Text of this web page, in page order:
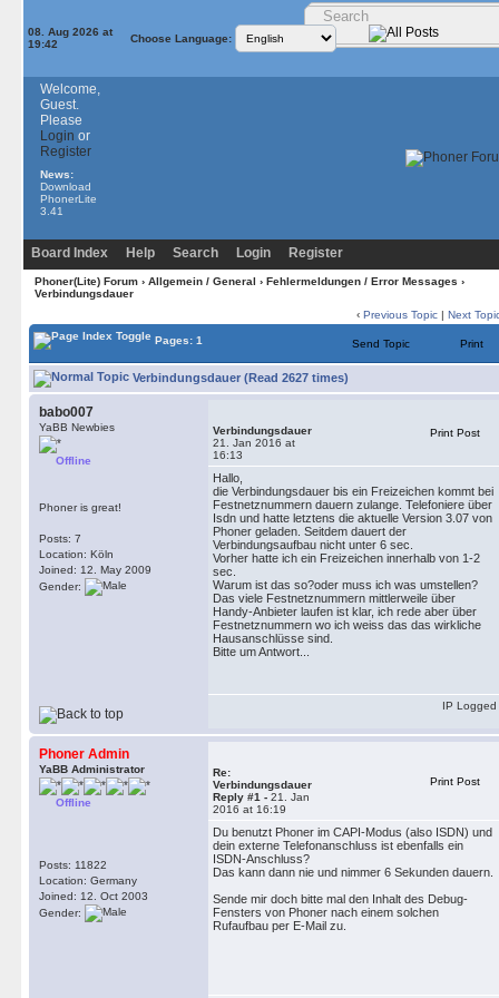
08. Aug 2026 at
19:42
Choose Language:
Welcome,
Guest.
Please
Login or
Register
News:
Download
PhonerLite
3.41
Board Index Help Search Login Register
Phoner(Lite) Forum› Allgemein / General › Fehlermeldungen / Error Messages ›
Verbindungsdauer
‹ Previous Topic | Next
Pages: 1 Send Topic Print
Verbindungsdauer (Read 2627 times)
babo007
YaBB Newbies
Offline
Phoner is great!
Posts: 7
Location: Köln
Joined: 12. May 2009
Gender:
Verbindungsdauer
21. Jan 2016 at
16:13
Print Post
Hallo,
die Verbindungsdauer bis ein Freizeichen kommt bei
Festnetznummern dauern zulange. Telefoniere über
Isdn und hatte letztens die aktuelle Version 3.07 von
Phoner geladen. Seitdem dauert der
Verbindungsaufbau nicht unter 6 sec.
Vorher hatte ich ein Freizeichen innerhalb von 1-2
sec.
Warum ist das so?oder muss ich was umstellen?
Das viele Festnetznummern mittlerweile über
Handy-Anbieter laufen ist klar, ich rede aber über
Festnetznummern wo ich weiss das das wirkliche
Hausanschlüsse sind.
Bitte um Antwort...
IP Logged
Phoner Admin
YaBB Administrator
Offline
Posts: 11822
Location: Germany
Joined: 12. Oct 2003
Gender:
Re:
Verbindungsdauer
Reply #1 - 21. Jan
2016 at 16:19
Print Post
Du benutzt Phoner im CAPI-Modus (also ISDN) und
dein externe Telefonanschluss ist ebenfalls ein
ISDN-Anschluss?
Das kann dann nie und nimmer 6 Sekunden dauern.
Sende mir doch bitte mal den Inhalt des Debug-
Fensters von Phoner nach einem solchen
Rufaufbau per E-Mail zu.